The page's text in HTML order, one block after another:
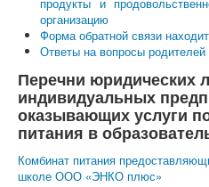
организацию
Форма обратной связи
Ответы на вопросы родителей
Перечни юридических
индивидуальных
оказывающих услуги
питания в
Комбинат питания
школе ООО «ЭНКО плюс»